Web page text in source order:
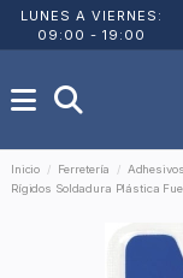
LUNES A VIERNES:
09:00 - 19:00
Inicio Ferretería
Rígidos Soldadura Plástica